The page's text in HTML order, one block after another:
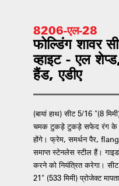
8206-एल-28
फोल्डिंग शावर
व्हाइट - एल
हैंड, एडीए
(बायां हाथ) सीट 5/16 "(8
चमक टुकड़े टुकड़े सफेद रंग के
होंगे। फ्रेम, समर्थन पैर,
समाप्त स्टेनलेस स्टील हैं।
करने को नियंत्रित करेगा।
21" (533 मिमी) प्रोजेक्ट